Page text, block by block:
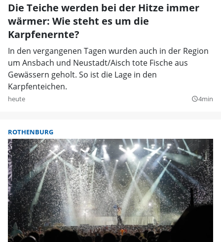
Die Teiche werden bei der Hitze immer
wärmer: Wie steht es um die
Karpfenernte?
In den vergangenen Tagen wurden auch in der Region
um Ansbach und Neustadt/Aisch tote Fische aus
Gewässern geholt. So ist die Lage in den
Karpfenteichen.
heute query_builder4min
ROTHENBURG